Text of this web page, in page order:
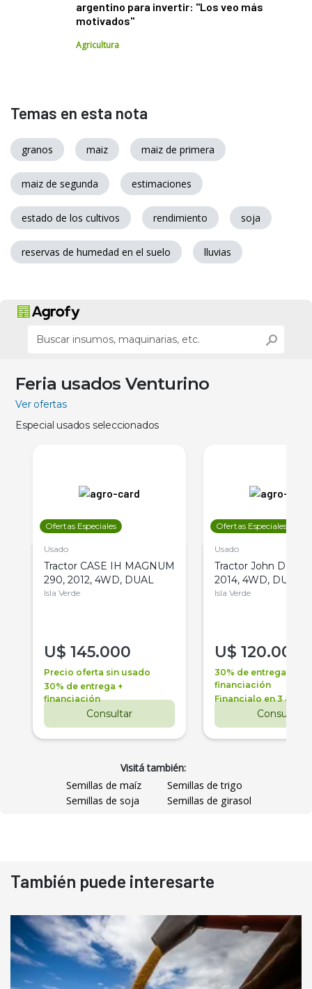
argentino para invertir: "Los veo más
motivados"
Agricultura
Temas en esta nota
granos maiz maiz de primera
maiz de segunda estimaciones
estado de los cultivos rendimiento soja
reservas de humedad en el suelo lluvias
Feria usados Venturino
Ver ofertas
Especial usados seleccionados
Ofertas Especiales
Usado
Tractor CASE IH MAGNUM
290, 2012, 4WD, DUAL
Isla Verde
U$ 145.000
Precio oferta sin usado
30% de entrega +
financiación
Consultar
Ofertas Especiales
Usado
Tractor John Deere
2014, 4WD, DUAL
Isla Verde
U$ 120.000
30% de entrega +
financiación
Financialo en 3 años
Consultar
Visitá también:
Semillas de maíz
Semillas de trigo
Semillas de soja
Semillas de girasol
También puede interesarte